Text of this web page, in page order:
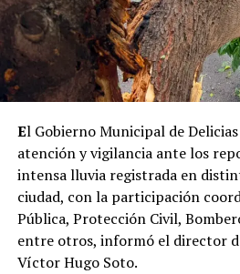
El Gobierno Municipal de
atención y vigilancia ante los
intensa lluvia registrada en
ciudad, con la participación
Pública, Protección Civil,
entre otros, informó el director
Víctor Hugo Soto.